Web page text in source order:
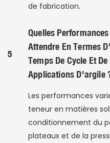
de fabrication.
5
Quelles
Attendre En Termes
Temps De Cycle Et
Applications D'argile
Les performances
teneur en matières
conditionnement du
plateaux et de la